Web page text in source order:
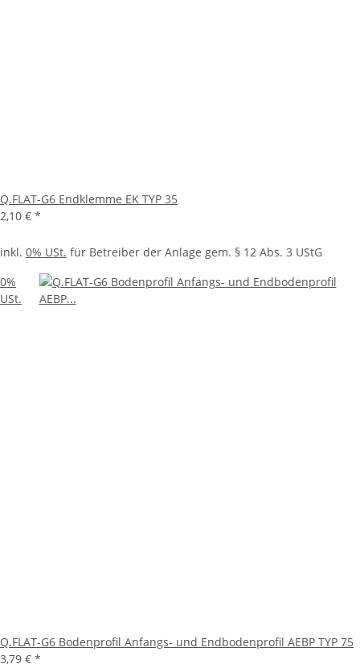
Q.FLAT-G6 Endklemme EK TYP 35
2,10 € *
inkl. 0% USt. für Betreiber der Anlage gem. § 12 Abs. 3 UStG
0%
USt.
Q.FLAT-G6 Bodenprofil Anfangs- und Endbodenprofil AEBP TYP 75
3,79 € *